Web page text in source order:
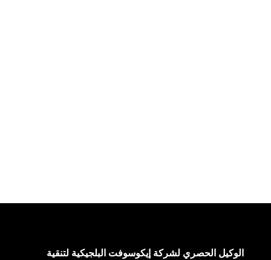
الوكيل الحصري لشركة إيكوسوفت البلجيكية لتنقية